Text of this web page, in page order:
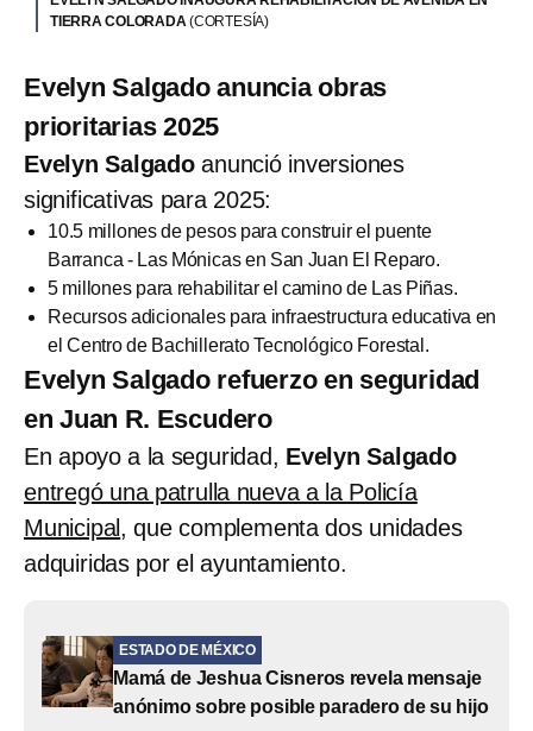
TIERRA COLORADA(CORTESÍA)
Evelyn Salgado anuncia obras
prioritarias 2025
Evelyn Salgadoanunció inversiones
significativas para 2025:
10.5 millones de pesos para construir el puente
Barranca - Las Mónicas en San Juan El Reparo.
5 millones para rehabilitar el camino de Las Piñas.
Recursos adicionales para infraestructura educativa en
el Centro de Bachillerato Tecnológico Forestal.
Evelyn Salgado refuerzo en seguridad
en Juan R. Escudero
En apoyo a la seguridad, Evelyn Salgado
entregó una patrulla nueva a la Policía
Municipal, que complementa dos unidades
adquiridas por el ayuntamiento.
ESTADO DE MÉXICO
Mamá de Jeshua Cisneros revela mensaje
anónimo sobre posible paradero de su hijo